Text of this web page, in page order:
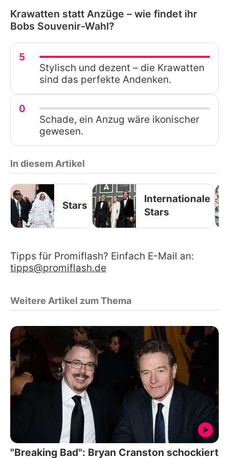
Krawatten statt Anzüge – wie findet ihr
Bobs Souvenir-Wahl?
5
Stylisch und dezent – die Krawatten
sind das perfekte Andenken.
0
Schade, ein Anzug wäre ikonischer
gewesen.
In diesem Artikel
Stars
Internationale
Stars
Tipps für Promiflash? Einfach E-Mail an:
tipps@promiflash.de
Weitere Artikel zum Thema
"Breaking Bad": Bryan Cranston schockiert